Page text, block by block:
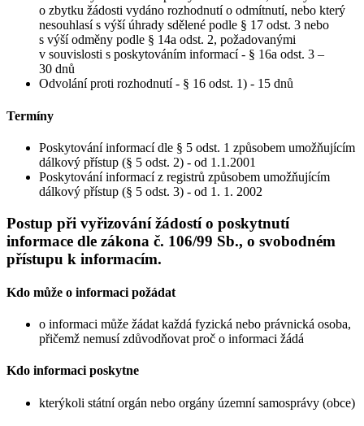
o zbytku žádosti vydáno rozhodnutí o odmítnutí, nebo který
nesouhlasí s výší úhrady sdělené podle § 17 odst. 3 nebo
s výší odměny podle § 14a odst. 2, požadovanými
v souvislosti s poskytováním informací - § 16a odst. 3 –
30 dnů
Odvolání proti rozhodnutí - § 16 odst. 1) - 15 dnů
Termíny
Poskytování informací dle § 5 odst. 1 způsobem umožňujícím
dálkový přístup (§ 5 odst. 2) - od 1.1.2001
Poskytování informací z registrů způsobem umožňujícím
dálkový přístup (§ 5 odst. 3) - od 1. 1. 2002
Postup při vyřizování žádostí o poskytnutí
informace dle zákona č. 106/99 Sb., o svobodném
přístupu k informacím.
Kdo může o informaci požádat
o informaci může žádat každá fyzická nebo právnická osoba,
přičemž nemusí zdůvodňovat proč o informaci žádá
Kdo informaci poskytne
kterýkoli státní orgán nebo orgány územní samosprávy (obce)